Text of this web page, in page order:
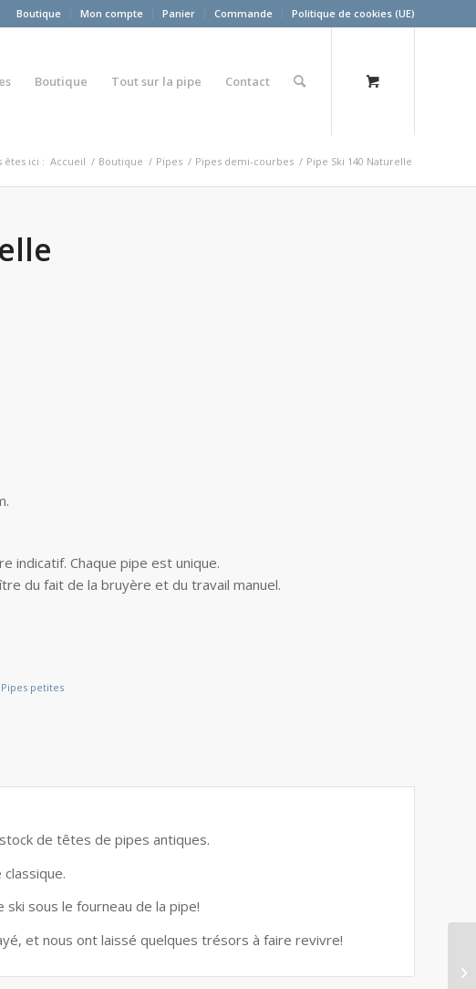
Boutique Mon compte Panier Commande Politique de cookies (UE)
Boutique Tout sur la pipe Contact
êtes ici : Accueil / Boutique / Pipes / Pipes demi-courbes / Pipe Ski 140 Naturelle
indicatif. Chaque pipe est unique.
du fait de la bruyère et du travail manuel.
Pipes petites
de têtes de pipes antiques.
sous le fourneau de la pipe!
et nous ont laissé quelques trésors à faire revivre!